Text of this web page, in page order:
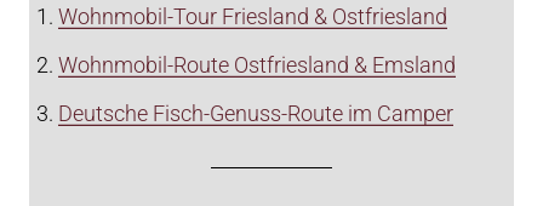
Wohnmobil-Tour Friesland & Ostfriesland
Wohnmobil-Route Ostfriesland & Emsland
Deutsche Fisch-Genuss-Route im Camper